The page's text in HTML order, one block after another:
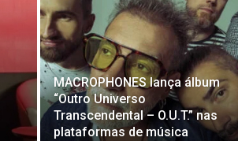
MACROPHONES lança álbum
“Outro Universo
Transcendental – O.U.T.” nas
plataformas de música